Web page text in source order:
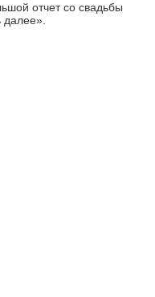
отчет со свадьбы